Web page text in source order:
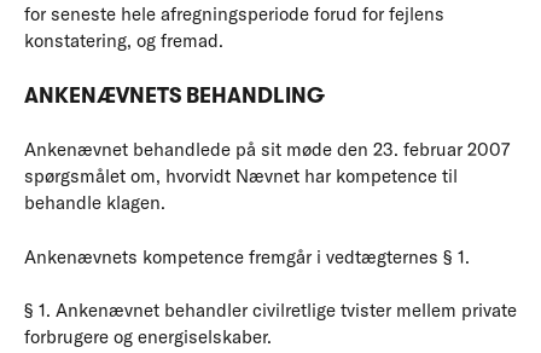
for seneste hele afregningsperiode forud for fejlens
konstatering, og fremad.
ANKENÆVNETS BEHANDLING
Ankenævnet behandlede på sit møde den 23. februar 2007
spørgsmålet om, hvorvidt Nævnet har kompetence til
behandle klagen.
Ankenævnets kompetence fremgår i vedtægternes § 1.
§ 1. Ankenævnet behandler civilretlige tvister mellem private
forbrugere og energiselskaber.